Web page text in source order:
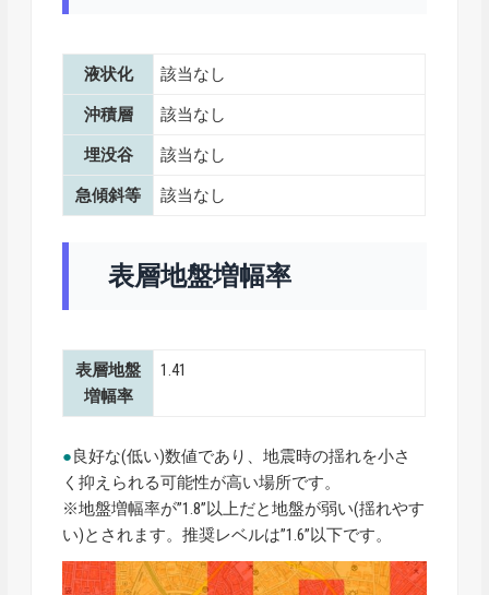
液状化 該当なし
沖積層 該当なし
埋没谷 該当なし
急傾斜等 該当なし
表層地盤増幅率
表層地盤
増幅率
1.41
●良好な(低い)数値であり、地震時の揺れを小さ
く抑えられる可能性が高い場所です。
※地盤増幅率が”1.8”以上だと地盤が弱い(揺れやす
い)とされます。推奨レベルは”1.6”以下です。